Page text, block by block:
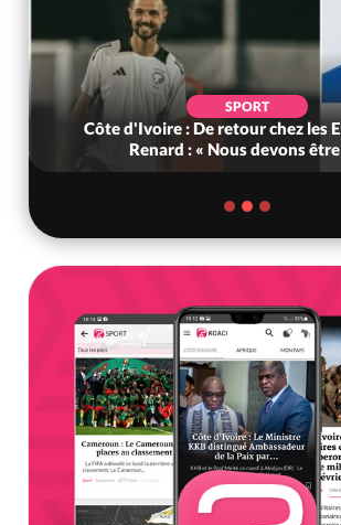
SPORT
Côte d'Ivoire : De retour chez les Eléphants,
Renard : « Nous devons être e...